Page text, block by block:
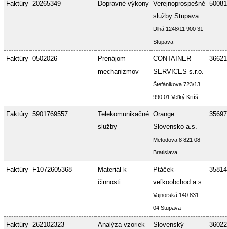
Faktúry 20265349 Dopravné výkony Verejnoprospešné
služby Stupava
Dlhá 1248/11 900 31
Stupava
Faktúry 0502026
Prenájom
mechanizmov
CONTAINER
SERVICES s.r.o.
Štefánikova 723/13
990 01 Veľký Krtíš
Faktúry 5901769557
Telekomunikačné
služby
Orange
Slovensko a.s.
Metodova 8 821 08
Bratislava
Faktúry F1072605368
Materiál k
činnosti
Ptáček-
veľkoobchod a.s.
Vajnorská 140 831
04 Stupava
Faktúry 262102323
Analýza vzoriek
Slovenský